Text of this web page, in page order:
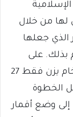
الإسلامية
لها من خلال
الذي جعلها
بذلك. على
الرغم من حقيقة أن قمر “أوميد” الخام يزن فقط 27
الخطوة
وضع أقمار